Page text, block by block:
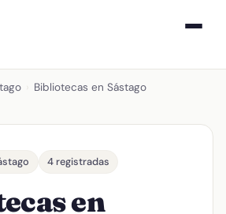
Bibliotecas en Sástago
4 registradas
en